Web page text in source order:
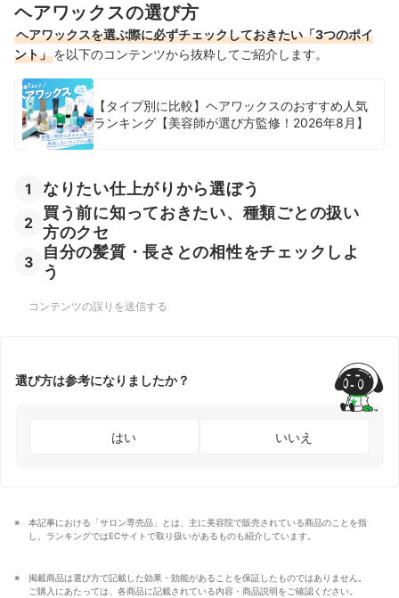
ヘアワックスの選び方
ヘアワックスを選ぶ際に必ずチェックしておきたい「3つのポイ
ント」を以下のコンテンツから抜粋してご紹介します。
【タイプ別に比較】ヘアワックスのおすすめ人気
ランキング【美容師が選び方監修！2026年8月】
1 なりたい仕上がりから選ぼう
2
買う前に知っておきたい、種類ごとの扱い
方のクセ
3
自分の髪質・長さとの相性をチェックしよ
う
コンテンツの誤りを送信する
選び方は参考になりましたか？
はい いいえ
本記事における「サロン専売品」とは、主に美容院で販売されている商品のことを指
し、ランキングではECサイトで取り扱いがあるものも紹介しています。
掲載商品は選び方で記載した効果・効能があることを保証したものではありません。
ご購入にあたっては、各商品に記載されている内容・商品説明をご確認ください。